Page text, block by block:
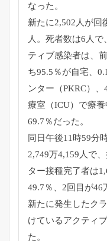
なった。
新たに2,502人が回
人。死者数は6人
ティブ感染者は、
ち95.5％が自宅、
ンター（PKRC）
療室（ICU）で療
69.7％だった。
同日午後11時59分
2,749万4,159人で
ター接種完了者は
49.7％、2回目が46
新たに発生したク
けているアクティ
た。